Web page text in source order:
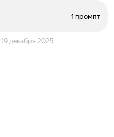
1 промпт
19 декабря 2025